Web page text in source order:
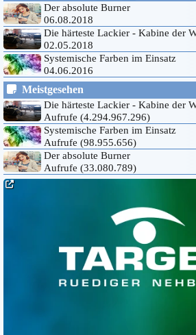
Der absolute Burner
06.08.2018
Die härteste Lackier - Kabine der
02.05.2018
Systemische Farben im Einsatz
04.06.2016
Die ideale Textlänge für Inhalte.
02.03.2015
CSS3 und HTML5 validiertes
26.01.2015
catastrofica infernale perfecto
04.03.2023
Meistgesehen
Die härteste Lackier - Kabine der
Aufrufe (4.294.967.296)
Systemische Farben im Einsatz
Aufrufe (98.955.656)
Der absolute Burner
Aufrufe (33.080.789)